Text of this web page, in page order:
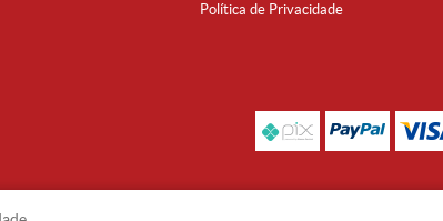
Política de Privacidade